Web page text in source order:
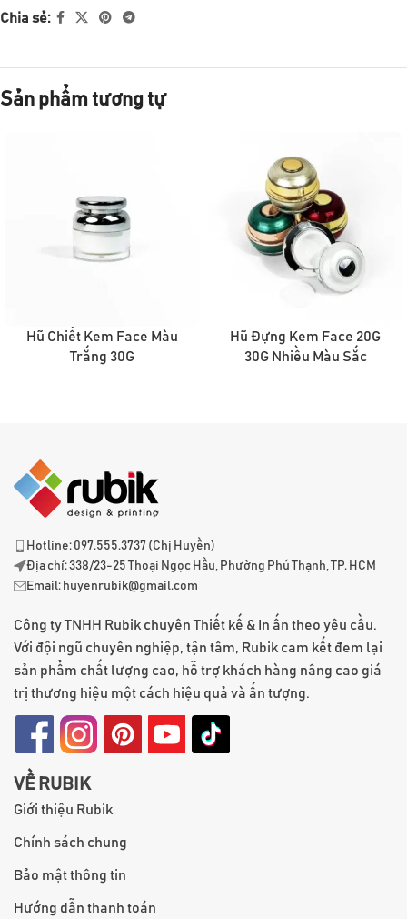
Chia sẻ:
Sản phẩm tương tự
Hũ Chiết Kem Face Màu
Trắng 30G
Hũ Đựng Kem Face 20G
30G Nhiều Màu Sắc
Hotline: 097.555.3737 (Chị Huyền)
Địa chỉ: 338/23-25 Thoại Ngọc Hầu, Phường Phú Thạnh, TP. HCM
Email: huyenrubik@gmail.com
Công ty TNHH Rubik chuyên Thiết kế & In ấn theo yêu cầu.
Với đội ngũ chuyên nghiệp, tận tâm, Rubik cam kết đem lại
sản phẩm chất lượng cao, hỗ trợ khách hàng nâng cao giá
trị thương hiệu một cách hiệu quả và ấn tượng.
VỀ RUBIK
Giới thiệu Rubik
Chính sách chung
Bảo mật thông tin
Hướng dẫn thanh toán